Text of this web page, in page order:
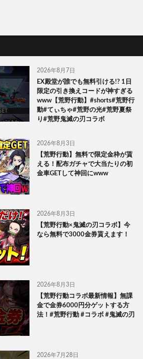
2026年8月7日
EX殿堂が誰でも無料引ける!? 1日
限定の引き換えコードが神すぎる
www【荒野行動】#shorts#荒野行
動#てぃちゃ#荒野の光#荒野夏祭
り#荒野鬼滅の刃コラボ
2026年8月3日
【荒野行動】無料で限定金枠が貰
える！配布ガチャで大当たりの初
金車GETして神回にwww
2026年8月3日
【荒野行動×鬼滅の刃コラボ】今
なら無料で3000金券貰えます！
2026年8月3日
【荒野行動コラボ最新情報】無課
金で金券6000円分ゲットする方
法！#荒野行動 #コラボ #鬼滅の刃
2026年7月28日